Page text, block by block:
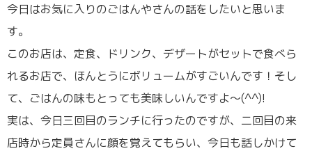
今日はお気に入りのごはんやさんの話をしたいと思いま
す。
このお店は、定食、ドリンク、デザートがセットで食べら
れるお店で、ほんとうにボリュームがすごいんです！そし
て、ごはんの味もとっても美味しいんですよ～(^^)!
実は、今日三回目のランチに行ったのですが、二回目の来
店時から定員さんに顔を覚えてもらい、今日も話しかけて